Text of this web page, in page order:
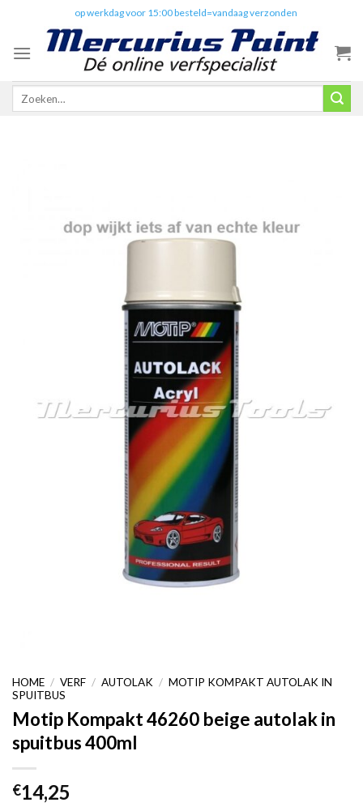
content
op werkdag voor 15:00 besteld=vandaag verzonden
Zoeken
HOME / VERF / AUTOLAK / MOTIP KOMPAKT AUTOLAK IN
SPUITBUS
Motip Kompakt 46260 beige autolak in
spuitbus 400ml
€14,25